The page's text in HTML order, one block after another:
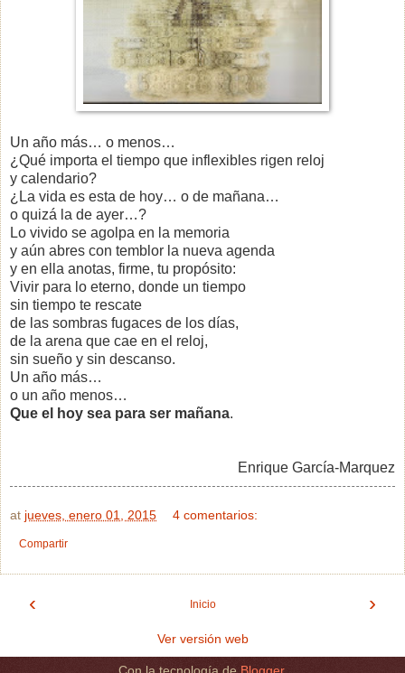
Un año más… o menos…
¿Qué importa el tiempo que inflexibles rigen reloj
y calendario?
¿La vida es esta de hoy… o de mañana…
o quizá la de ayer…?
Lo vivido se agolpa en la memoria
y aún abres con temblor la nueva agenda
y en ella anotas, firme, tu propósito:
Vivir para lo eterno, donde un tiempo
sin tiempo te rescate
de las sombras fugaces de los días,
de la arena que cae en el reloj,
sin sueño y sin descanso.
Un año más…
o un año menos…
Que el hoy sea para ser mañana.
Enrique García-Marquez
at jueves, enero 01, 2015 4 comentarios:
Compartir
‹ ›
Inicio
Ver versión web